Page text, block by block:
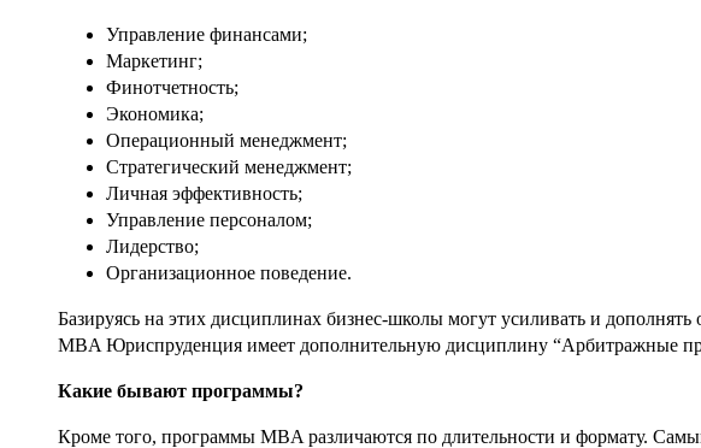
Управление финансами;
Маркетинг;
Финотчетность;
Экономика;
Операционный менеджмент;
Стратегический менеджмент;
Личная эффективность;
Управление персоналом;
Лидерство;
Организационное поведение.
Базируясь на этих дисциплинах бизнес-школы могут усиливать и
MBA Юриспруденция имеет дополнительную дисциплину “Арбитражные
Какие бывают программы?
Кроме того, программы MBA различаются по длительности и формату.